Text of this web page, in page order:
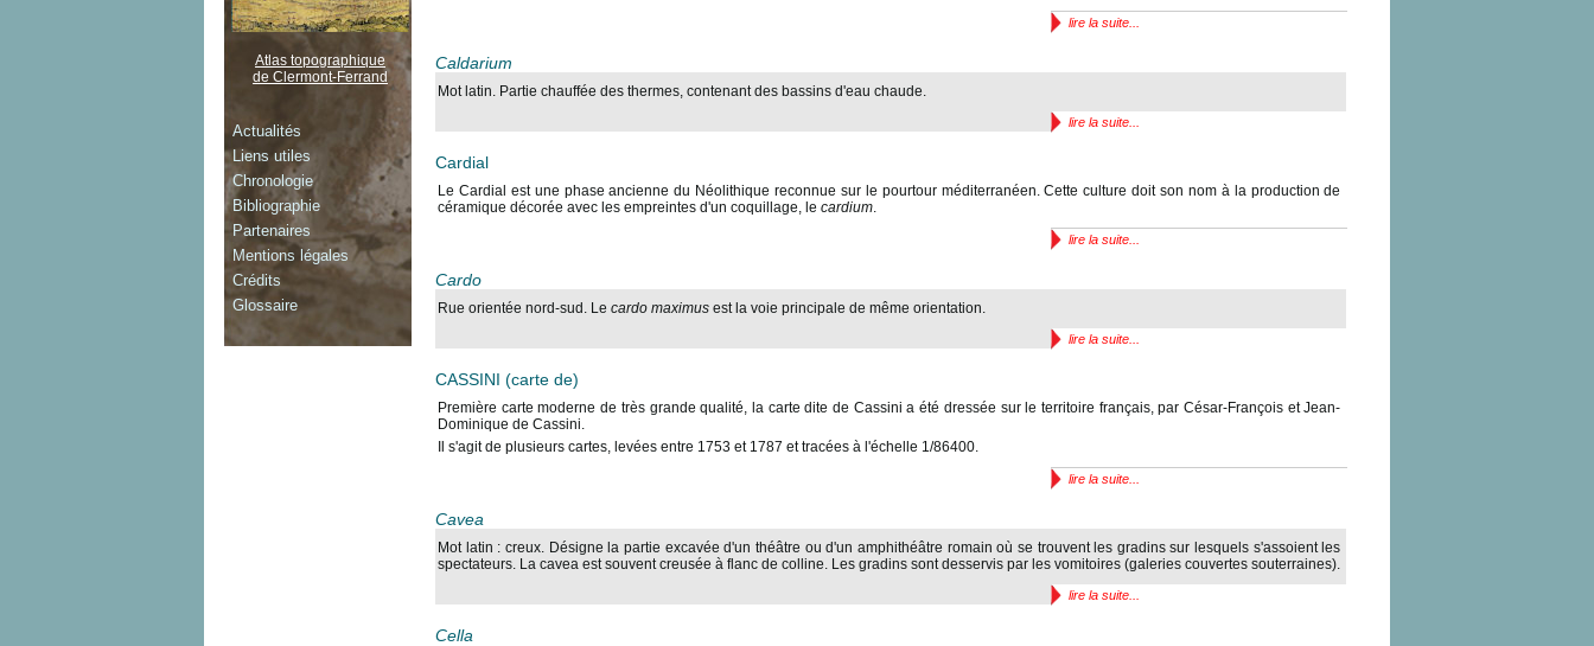
lire la suite...
Caldarium
Mot latin. Partie chauffée des thermes, contenant des bassins d'eau chaude.
lire la suite...
Cardial
Le Cardial est une phase ancienne du Néolithique reconnue sur le pourtour méditerranéen. Cette culture doit son nom à la production de
céramique décorée avec les empreintes d'un coquillage, le cardium.
lire la suite...
Cardo
Rue orientée nord-sud. Le cardo maximus est la voie principale de même orientation.
lire la suite...
CASSINI (carte de)
Première carte moderne de très grande qualité, la carte dite de Cassini a été dressée sur le territoire français, par César-François et Jean-
Dominique de Cassini.
Il s'agit de plusieurs cartes, levées entre 1753 et 1787 et tracées à l'échelle 1/86400.
lire la suite...
Cavea
Mot latin : creux. Désigne la partie excavée d'un théâtre ou d'un amphithéâtre romain où se trouvent les gradins sur lesquels s'assoient les
spectateurs. La cavea est souvent creusée à flanc de colline. Les gradins sont desservis par les vomitoires (galeries couvertes souterraines).
lire la suite...
Cella
Atlas topographique
de Clermont-Ferrand
Actualités
Liens utiles
Chronologie
Bibliographie
Partenaires
Mentions légales
Crédits
Glossaire